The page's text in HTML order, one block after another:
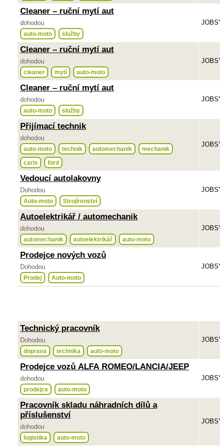
Cleaner – ruční mytí aut
dohodou
auto-moto služby
Cleaner – ruční mytí aut
dohodou
cleaner mytí auto-moto
Cleaner – ruční mytí aut
dohodou
auto-moto služby
Přijímací technik
dohodou
auto-moto technik automechanik mechanik
caris ford
Vedoucí autolakovny
Dohodou
Auto-moto Strojírenství
Autoelektrikář / automechanik
dohodou
automechanik autoelektrikář auto-moto
Prodejce nových vozů
Dohodou
Prodej Auto-moto
Technický pracovník
Dohodou
doprava technika auto-moto
Prodejce vozů ALFA ROMEO/LANCIA/JEEP
dohodou
prodejce auto-moto
Pracovník skladu náhradních dílů a
příslušenství
dohodou
logistika auto-moto